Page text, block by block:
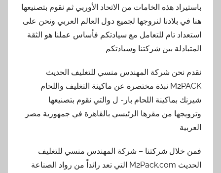
باستيراد هذه الخامات من الاتحاد الأوربي ثم نقوم بتصنيعها
هنا في بلادنا لنروجها لجميع دول العالم العربي ونحن على
استعداد تام للتعامل مع سيادتكم فأساس عملنا هو الثقة
المتبادلة بين شركتنا وسيادتكم
نقدم نحن شركة المهندس منسي للتغليف الحديث
M2PACK نبذة مختصرة عن ماكينة التغليف واللحام
شيرنك بماكينة اللحام بار- ل والتي نقوم بتصنيعها
وترويجها من مقرها الرئيسي بالقاهرة في جمهورية مصر
العربية
فمن خلال شركتنا – شركة المهندس منسي للتغليف
الحديث M2Pack.com التي تعد رائداً من رواد الصناعة